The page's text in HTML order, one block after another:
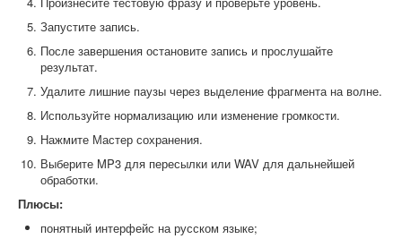
Запустите запись.
После завершения остановите запись и прослушайте
результат.
Удалите лишние паузы через выделение фрагмента на волне.
Используйте нормализацию или изменение громкости.
Нажмите Мастер сохранения.
Выберите MP3 для пересылки или WAV для дальнейшей
обработки.
Плюсы:
понятный интерфейс на русском языке;